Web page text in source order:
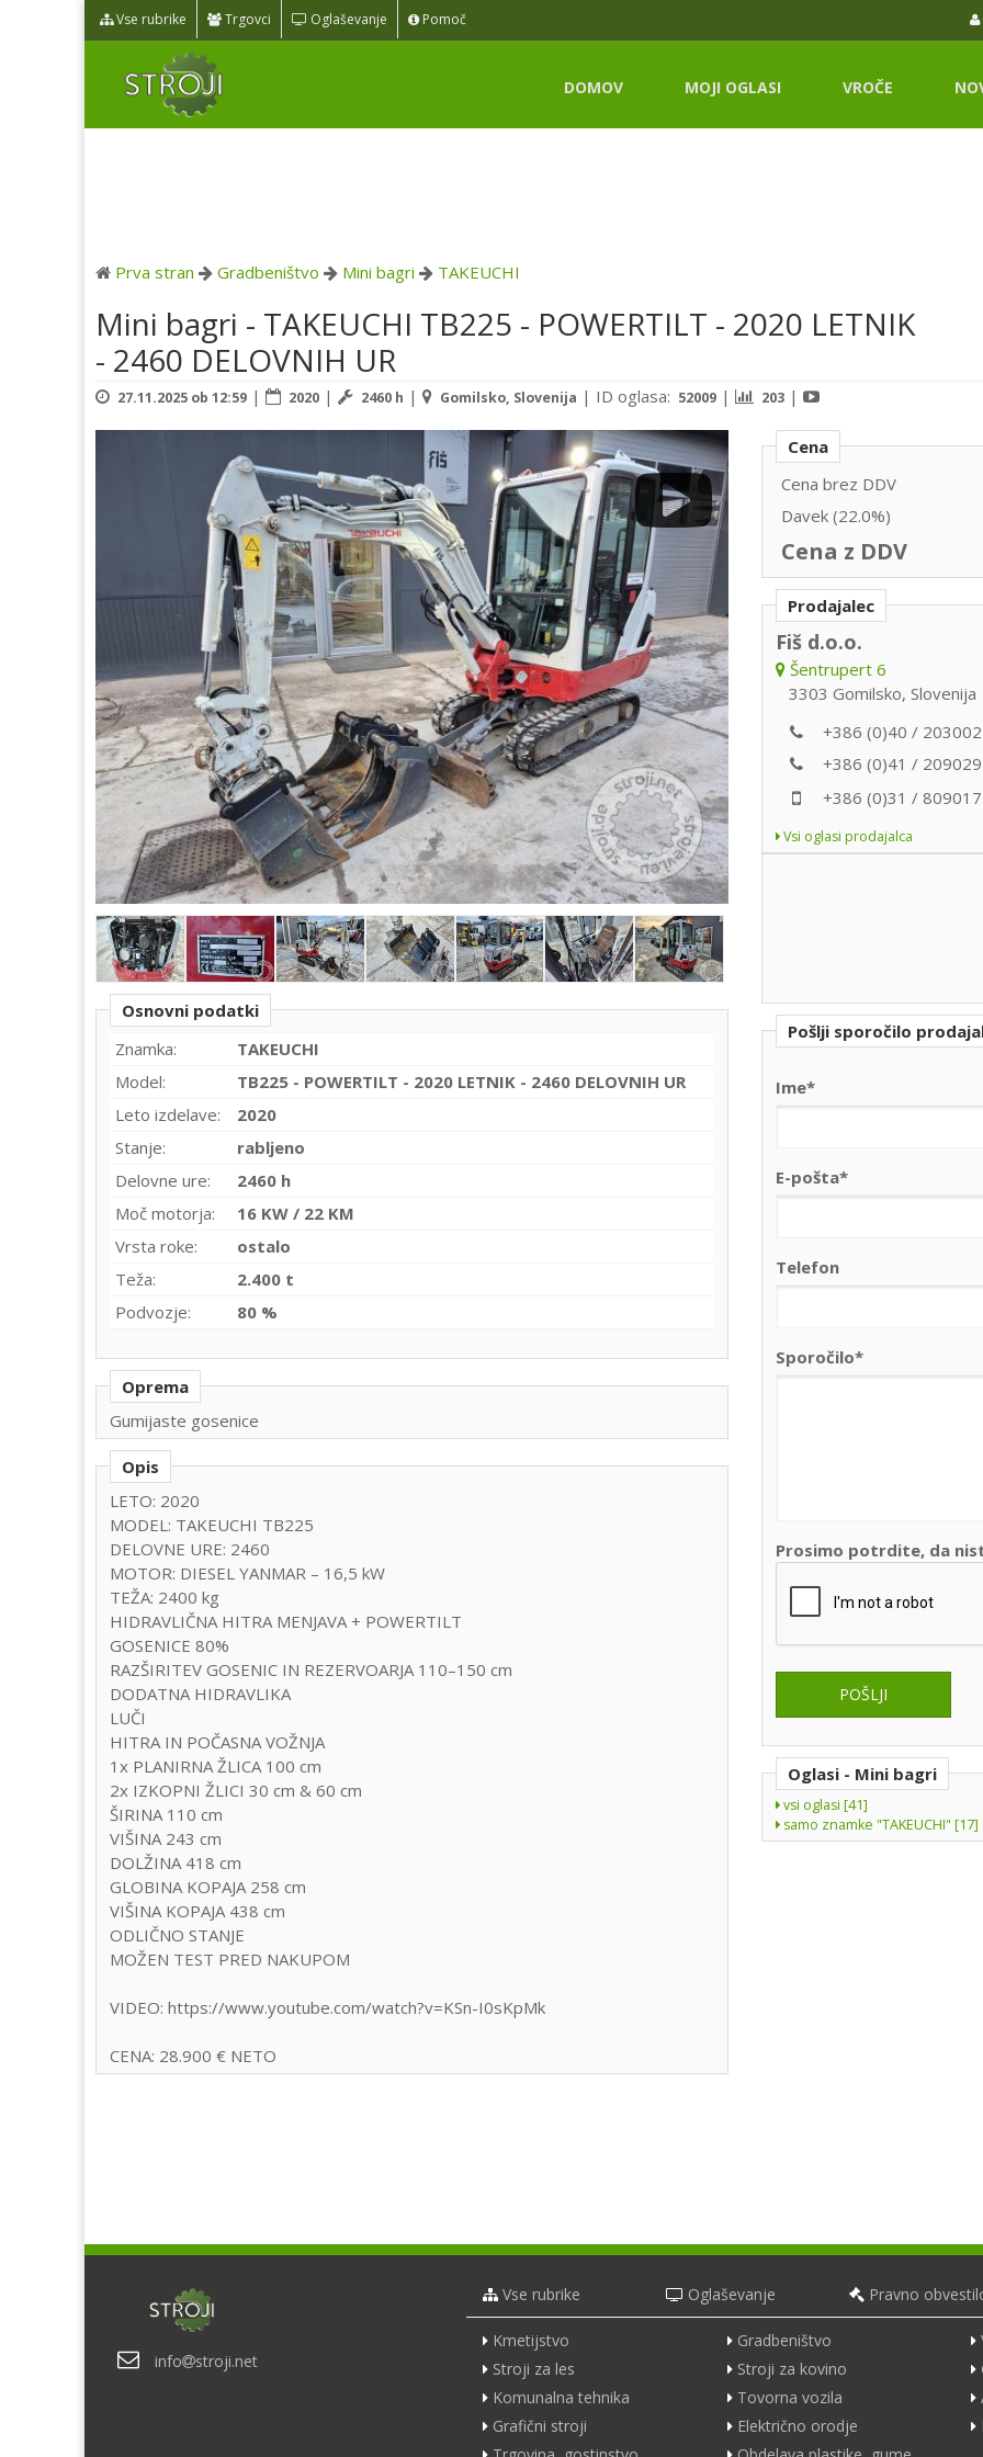
Vse rubrike Trgovci Oglaševanje Pomoč
DOMOV MOJI OGLASI VROČE
Prva stran Gradbeništvo Mini bagri TAKEUCHI
Mini bagri - TAKEUCHI TB225 - POWERTILT - 2020 LETNIK
- 2460 DELOVNIH UR
27.11.2025 ob 12:59 | 2020 | 2460 h | Gomilsko, Slovenija | ID oglasa: 52009 | 203 |
Osnovni podatki
Znamka:
TAKEUCHI
Model:
TB225 - POWERTILT - 2020 LETNIK - 2460 DELOVNIH UR
Leto izdelave:
2020
Stanje:
rabljeno
Delovne ure:
2460 h
Moč motorja:
16 KW / 22 KM
Vrsta roke:
ostalo
Teža:
2.400 t
Podvozje:
80 %
Oprema
Gumijaste gosenice
Opis
LETO: 2020
MODEL: TAKEUCHI TB225
DELOVNE URE: 2460
MOTOR: DIESEL YANMAR – 16,5 kW
TEŽA: 2400 kg
HIDRAVLIČNA HITRA MENJAVA + POWERTILT
GOSENICE 80%
RAZŠIRITEV GOSENIC IN REZERVOARJA 110–150 cm
DODATNA HIDRAVLIKA
LUČI
HITRA IN POČASNA VOŽNJA
1x PLANIRNA ŽLICA 100 cm
2x IZKOPNI ŽLICI 30 cm & 60 cm
ŠIRINA 110 cm
VIŠINA 243 cm
DOLŽINA 418 cm
GLOBINA KOPAJA 258 cm
VIŠINA KOPAJA 438 cm
ODLIČNO STANJE
MOŽEN TEST PRED NAKUPOM
VIDEO: https://www.youtube.com/watch?v=KSn-I0sKpMk
CENA: 28.900 € NETO
Cena
Cena brez DDV
Davek (22.0%)
Cena z DDV
Prodajalec
Fiš d.o.o.
Šentrupert 6
3303 Gomilsko, Slovenija
+386 (0)40 / 203002
+386 (0)41 / 209029
+386 (0)31 / 809017
Vsi oglasi prodajalca
Pošlji sporočilo
Ime*
E-pošta*
Telefon
Sporočilo*
Prosimo potrdite, da
Oglasi - Mini bagri
vsi oglasi [41]
samo znamke "TAKEUCHI" [17]
info stroji.net
Vse rubrike Oglaševanje Pravno
Kmetijstvo Gradbeništvo
Stroji za les
Stroji za kovino
Komunalna tehnika
Tovorna vozila
Grafični stroji
Električno orodje